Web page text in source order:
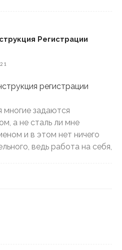
Регистрации
многие задаются
а не сталь ли мне
и в этом нет ничего
ведь работа на себя,